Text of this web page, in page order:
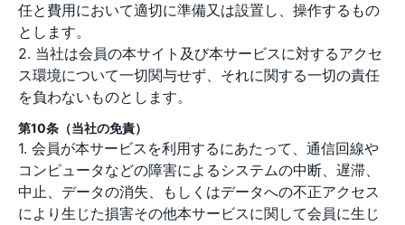
任と費用において適切に準備又は設置し、操作するもの
とします。
2. 当社は会員の本サイト及び本サービスに対するアクセ
ス環境について一切関与せず、それに関する一切の責任
を負わないものとします。
第10条（当社の免責）
1. 会員が本サービスを利用するにあたって、通信回線や
コンピュータなどの障害によるシステムの中断、遅滞、
中止、データの消失、もしくはデータへの不正アクセス
により生じた損害その他本サービスに関して会員に生じ